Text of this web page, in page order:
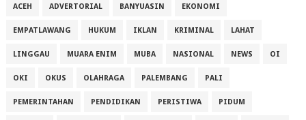
ACEH ADVERTORIAL BANYUASIN EKONOMI
EMPATLAWANG HUKUM IKLAN KRIMINAL LAHAT
LINGGAU MUARA ENIM MUBA NASIONAL NEWS OI
OKI OKUS OLAHRAGA PALEMBANG PALI
PEMERINTAHAN PENDIDIKAN PERISTIWA PIDUM